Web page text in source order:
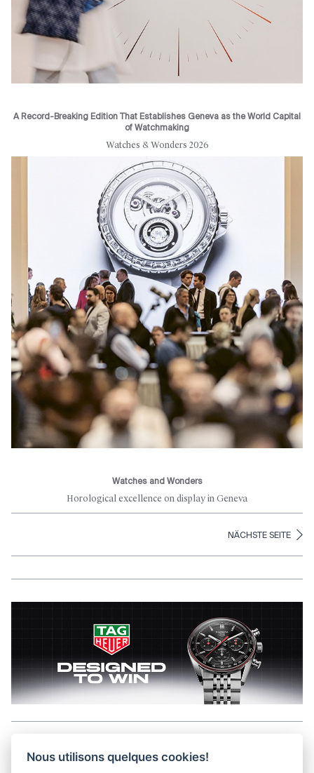
A Record-Breaking Edition That Establishes Geneva as the World Capital
of Watchmaking
Watches & Wonders 2026
Watches and Wonders
Horological excellence on display in Geneva
NÄCHSTE SEITE
Nous utilisons quelques cookies!